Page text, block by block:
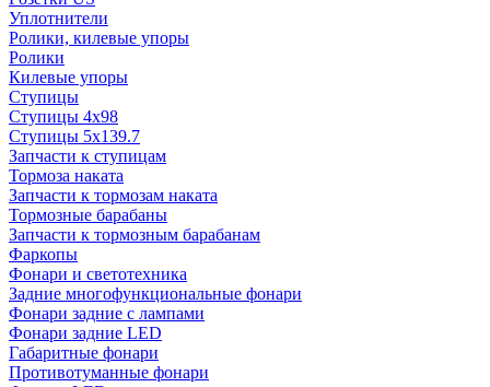
Уплотнители
Ролики, килевые упоры
Ролики
Килевые упоры
Ступицы
Ступицы 4x98
Ступицы 5x139.7
Запчасти к ступицам
Тормоза наката
Запчасти к тормозам наката
Тормозные барабаны
Запчасти к тормозным барабанам
Фаркопы
Фонари и светотехника
Задние многофункциональные фонари
Фонари задние с лампами
Фонари задние LED
Габаритные фонари
Противотуманные фонари